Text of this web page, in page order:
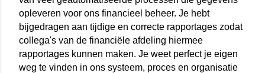
opleveren voor ons financieel beheer. Je hebt
bijgedragen aan tijdige en correcte rapportages zodat
collega's van de financiële afdeling hiermee
rapportages kunnen maken. Je weet perfect je eigen
weg te vinden in ons systeem, proces en organisatie